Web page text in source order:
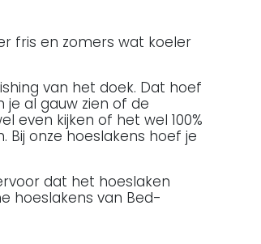
fris en zomers wat koeler
van het doek. Dat hoef
je al gauw zien of de
even kijken of het wel 100%
onze hoeslakens hoef je
dat het hoeslaken
hoeslakens van Bed-